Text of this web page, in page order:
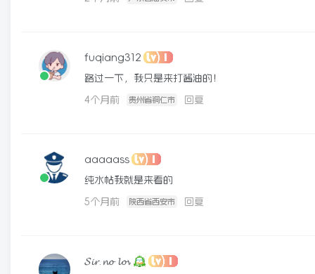
fuqiang312
路过一下，我只是来打酱油的！
4个月前 贵州省铜仁市 回复
aaaaass
纯水帖我就是来看的
5个月前 陕西省西安市 回复
𝓢𝓲𝓻.𝓷𝓸 𝓵𝓸𝓿